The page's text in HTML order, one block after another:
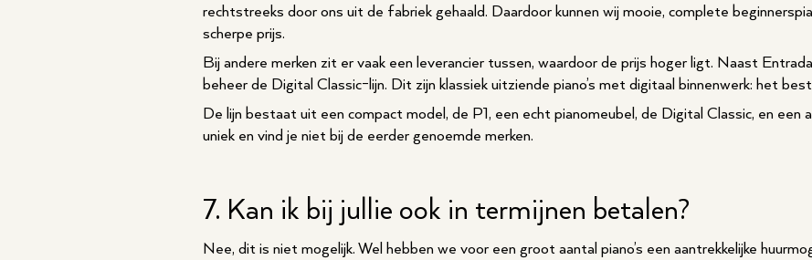
rechtstreeks door ons uit de fabriek gehaald. Daardoor kunnen wij mooie, complete
scherpe prijs.
Bij andere merken zit er vaak een leverancier tussen, waardoor de prijs hoger ligt. Naast
beheer de Digital Classic-lijn. Dit zijn klassiek uitziende piano’s met digitaal binnenwerk: het
De lijn bestaat uit een compact model, de P1, een echt pianomeubel, de Digital Classic, en een
uniek en vind je niet bij de eerder genoemde merken.
7. Kan ik bij jullie ook in termijnen betalen?
Nee, dit is niet mogelijk. Wel hebben we voor een groot aantal piano’s een aantrekkelijke